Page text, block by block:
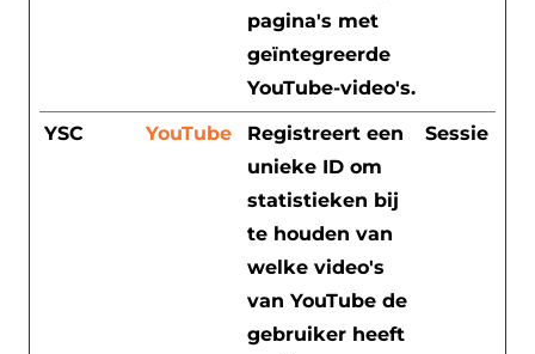
pagina's met
geïntegreerde
YouTube-video's.
YSC YouTube
Registreert een
unieke ID om
statistieken bij
te houden van
welke video's
van YouTube de
gebruiker heeft
Sessie